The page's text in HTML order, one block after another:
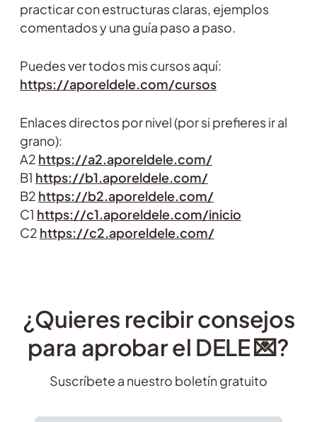
practicar con estructuras claras, ejemplos
comentados y una guía paso a paso.
Puedes ver todos mis cursos aquí:
https://aporeldele.com/cursos
Enlaces directos por nivel (por si prefieres ir al
grano):
A2 https://a2.aporeldele.com/
B1 https://b1.aporeldele.com/
B2 https://b2.aporeldele.com/
C1 https://c1.aporeldele.com/inicio
C2 https://c2.aporeldele.com/
¿Quieres recibir consejos
para aprobar el DELE 💌?
Suscríbete a nuestro boletín gratuito